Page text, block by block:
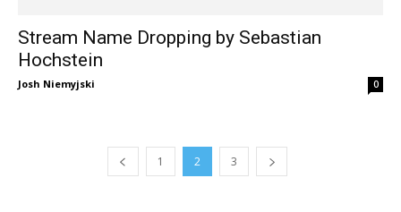
Stream Name Dropping by Sebastian
Hochstein
Josh Niemyjski 0
1 2 3